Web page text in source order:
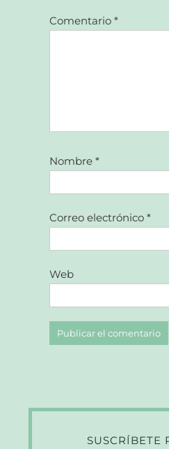
Comentario*
Nombre*
Correo electrónico*
Web
SUSCRÍBETE